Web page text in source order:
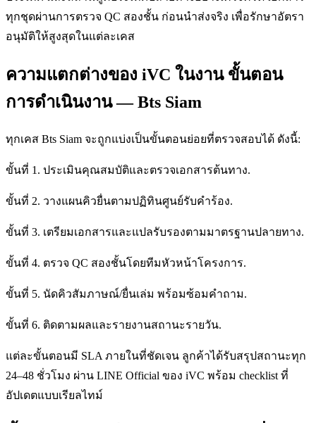
ทุกชุดผ่านการตรวจ QC สองชั้น ก่อนนำส่งจริง เพื่อรักษาอัตรา
อนุมัติให้สูงสุดในแต่ละเคส
ความแตกต่างของ iVC ในงาน ขั้นตอน
การดำเนินงาน — Bts Siam
ทุกเคส Bts Siam จะถูกแบ่งเป็นขั้นตอนย่อยที่ตรวจสอบได้ ดังนี้:
ขั้นที่ 1. ประเมินคุณสมบัติและตรวจเอกสารต้นทาง.
ขั้นที่ 2. วางแผนคิวยื่นตามปฏิทินศูนย์รับคำร้อง.
ขั้นที่ 3. เตรียมเอกสารและแปลรับรองตามมาตรฐานปลายทาง.
ขั้นที่ 4. ตรวจ QC สองชั้นโดยทีมหัวหน้าโครงการ.
ขั้นที่ 5. นัดคิวสัมภาษณ์/ยื่นเล่ม พร้อมซ้อมคำถาม.
ขั้นที่ 6. ติดตามผลและรายงานสถานะรายวัน.
แต่ละขั้นตอนมี SLA ภายในที่ชัดเจน ลูกค้าได้รับสรุปสถานะทุก
24–48 ชั่วโมง ผ่าน LINE Official ของ iVC พร้อม checklist ที่
อัปเดตแบบเรียลไทม์